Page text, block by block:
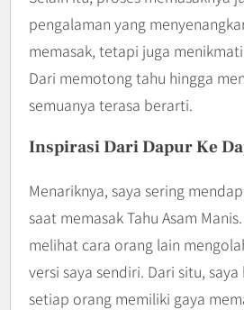
pengalaman yang
memasak, tetapi juga
Dari memotong tahu hingga
semuanya terasa berarti.
Inspirasi Dari Dapur Ke
Menariknya, saya sering
saat memasak Tahu Asam
melihat cara orang lain
versi saya sendiri. Dari situ,
setiap orang memiliki gaya